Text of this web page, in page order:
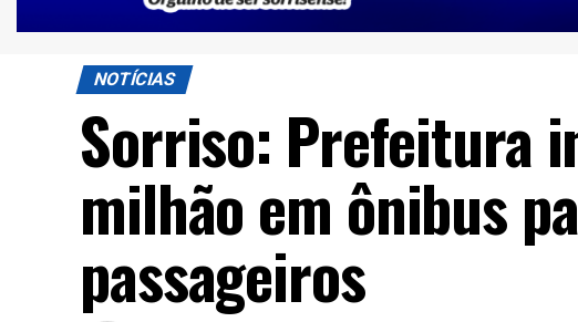
NOTÍCIAS
Sorriso: Prefeitura
milhão em ônibus
passageiros